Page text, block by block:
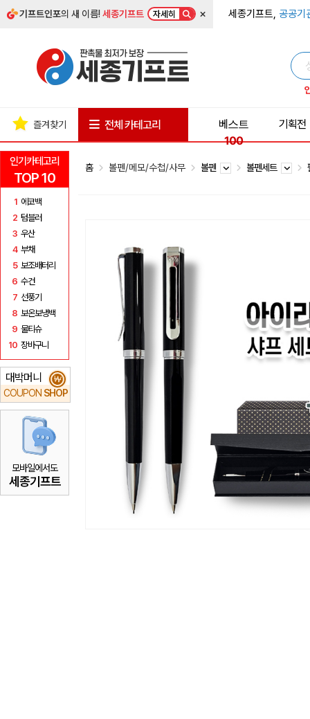
기프트인포의 새 이름!세종기프트 자세히 × 세종기프트, 공공기
인기카테고리
TOP 10
1 에코백
2 텀블러
3 우산
4 부채
5 보조배터리
6 수건
7 선풍기
8 보온보냉백
9 물티슈
10 장바구니
대박머니
COUPON SHOP
₩
모바일에서도
세종기프트
즐겨찾기 전체 카테고리
베스트
100
기획전
홈 볼펜/메모/수첩/사무 볼펜 볼펜세트